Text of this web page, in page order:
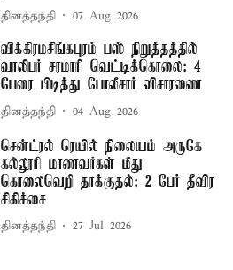
தினத்தந்தி 07 Aug 2026
விக்கிரமசிங்கபுரம் பஸ் நிறுத்தத்தில்
வாலிபர் சரமாரி வெட்டிக்கொலை: 4
பேரை பிடித்து போலீசார் விசாரணை
தினத்தந்தி 04 Aug 2026
சென்ட்ரல் ரெயில் நிலையம் அருகே
கல்லூரி மாணவர்கள் மீது
கொலைவெறி தாக்குதல்: 2 பேர் தீவிர
சிகிச்சை
தினத்தந்தி 27 Jul 2026